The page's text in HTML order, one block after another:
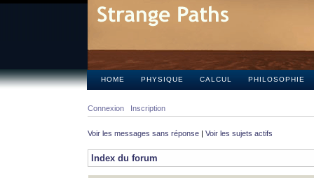
HOME PHYSIQUE CALCUL PHILOSOPHIE
Connexion Inscription
Voir les messages sans réponse | Voir les sujets actifs
Index du forum